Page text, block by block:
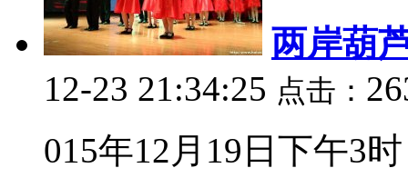
两岸葫
12-23 21:34:25 点击：
015年12月19日下午3